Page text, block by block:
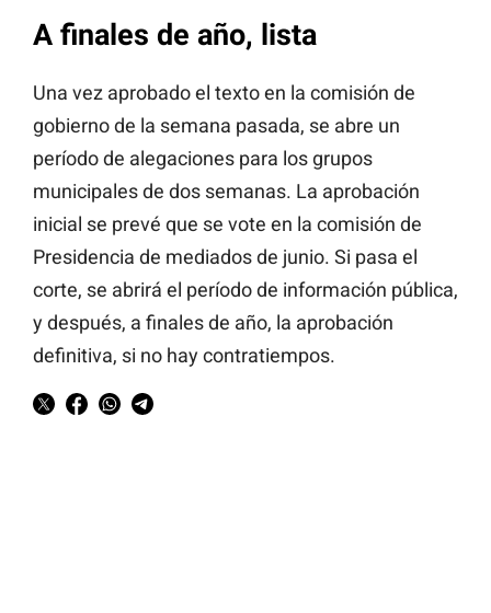
A finales de año, lista
Una vez aprobado el texto en la comisión de
gobierno de la semana pasada, se abre un
período de alegaciones para los grupos
municipales de dos semanas. La aprobación
inicial se prevé que se vote en la comisión de
Presidencia de mediados de junio. Si pasa el
corte, se abrirá el período de información pública,
y después, a finales de año, la aprobación
definitiva, si no hay contratiempos.